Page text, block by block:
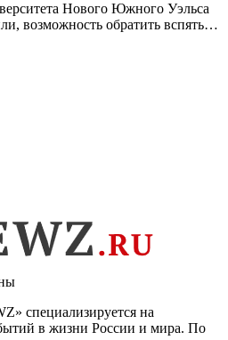
Нового Южного Уэльса
возможность обратить вспять…
специализируется на
в жизни России и мира. По